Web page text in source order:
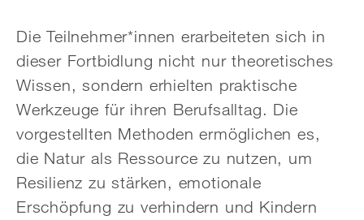
Die Teilnehmer*innen erarbeiteten sich in
dieser Fortbidlung nicht nur theoretisches
Wissen, sondern erhielten praktische
Werkzeuge für ihren Berufsalltag. Die
vorgestellten Methoden ermöglichen es,
die Natur als Ressource zu nutzen, um
Resilienz zu stärken, emotionale
Erschöpfung zu verhindern und Kindern